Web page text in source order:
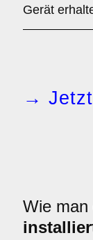
Gerät
→ Jetzt
Wie man